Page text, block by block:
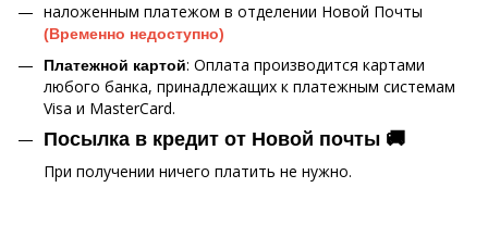
наложенным платежом в отделении Новой Почты
(Временно недоступно)
Платежной картой: Оплата производится картами
любого банка, принадлежащих к платежным системам
Visa и MasterCard.
Посылка в кредит от Новой почты 🚚
При получении ничего платить не нужно.